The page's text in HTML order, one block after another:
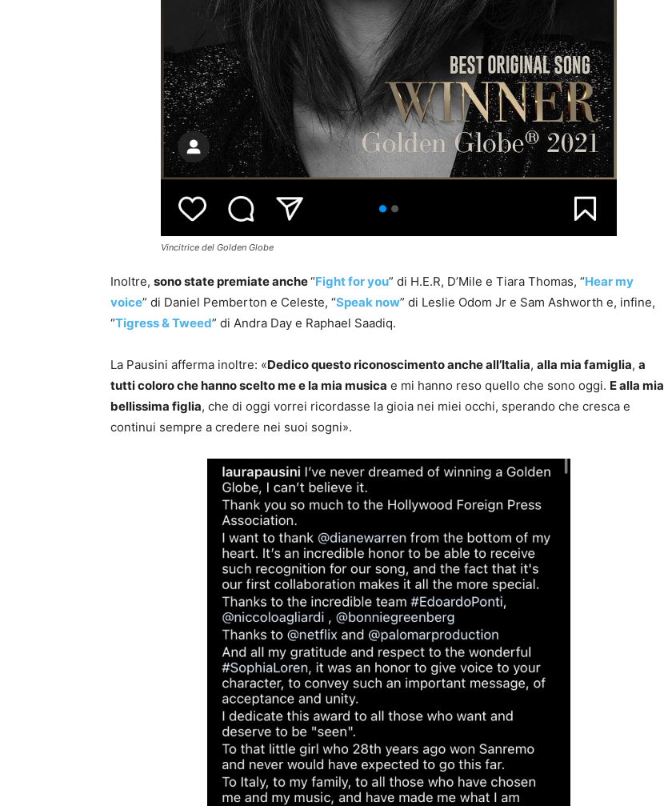
Vincitrice del Golden Globe
Inoltre, sono state premiate anche“Fight for you” di H.E.R, D’Mile e Tiara Thomas, “Hear my
voice” di Daniel Pemberton e Celeste, “Speak now” di Leslie Odom Jr e Sam Ashworth e, infine,
“Tigress & Tweed” di Andra Day e Raphael Saadiq.
La Pausini afferma inoltre: «Dedico questo riconoscimento anche all’Italia, alla mia famiglia, a
tutti coloro che hanno scelto me e la mia musica e mi hanno reso quello che sono oggi. E alla mia
bellissima figlia, che di oggi vorrei ricordasse la gioia nei miei occhi, sperando che cresca e
continui sempre a credere nei suoi sogni».